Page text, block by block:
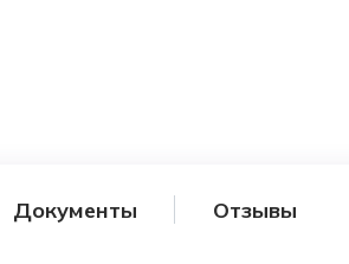
Документы Отзывы